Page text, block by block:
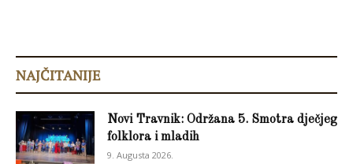
NAJČITANIJE
Novi Travnik: Održana 5. Smotra dječjeg
folklora i mladih
9. Augusta 2026.